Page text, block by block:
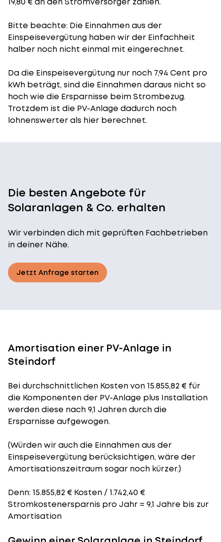
Bitte beachte: Die Einnahmen aus der
Einspeisevergütung haben wir der Einfachheit
halber noch nicht einmal mit eingerechnet.
Da die Einspeisevergütung nur noch 7,94 Cent pro
kWh beträgt, sind die Einnahmen daraus nicht so
hoch wie die Ersparnisse beim Strombezug.
Trotzdem ist die PV-Anlage dadurch noch
lohnenswerter als hier berechnet.
Die besten Angebote für
Solaranlagen & Co. erhalten
Wir verbinden dich mit geprüften Fachbetrieben
in deiner Nähe.
Jetzt Anfrage starten
Amortisation einer PV-Anlage in
Steindorf
Bei durchschnittlichen Kostenvon 15.855,82 € für
die Komponenten der PV-Anlage plus Installation
werden diese nach 9,1 Jahren durch die
Ersparnisse aufgewogen.
(Würden wir auch die Einnahmen aus der
Einspeisevergütung berücksichtigen, wäre der
Amortisationszeitraumsogar noch kürzer.)
Denn: 15.855,82 € Kosten / 1.742,40 €
Stromkostenersparnis pro Jahr = 9,1 Jahre bis zur
Amortisation